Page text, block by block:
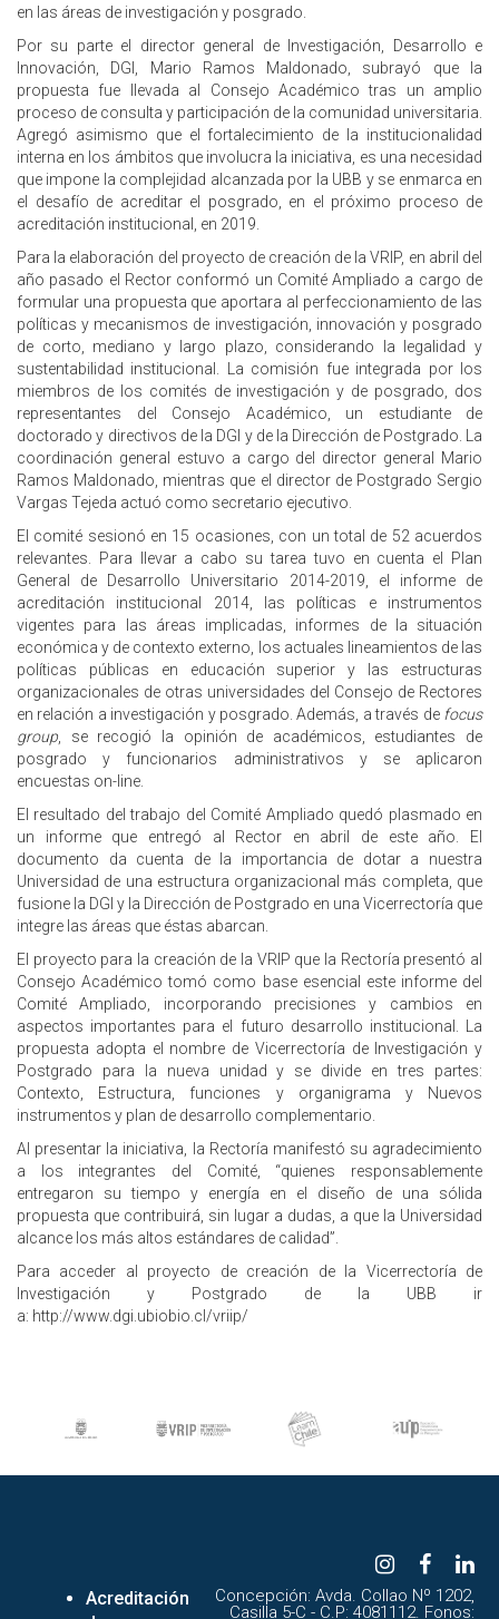
en las áreas de investigación y posgrado.
Por su parte el director general de Investigación, Desarrollo e
Innovación, DGI, Mario Ramos Maldonado, subrayó que la
propuesta fue llevada al Consejo Académico tras un amplio
proceso de consulta y participación de la comunidad universitaria.
Agregó asimismo que el fortalecimiento de la institucionalidad
interna en los ámbitos que involucra la iniciativa, es una necesidad
que impone la complejidad alcanzada por la UBB y se enmarca en
el desafío de acreditar el posgrado, en el próximo proceso de
acreditación institucional, en 2019.
Para la elaboración del proyecto de creación de la VRIP, en abril del
año pasado el Rector conformó un Comité Ampliado a cargo de
formular una propuesta que aportara al perfeccionamiento de las
políticas y mecanismos de investigación, innovación y posgrado
de corto, mediano y largo plazo, considerando la legalidad y
sustentabilidad institucional. La comisión fue integrada por los
miembros de los comités de investigación y de posgrado, dos
representantes del Consejo Académico, un estudiante de
doctorado y directivos de la DGI y de la Dirección de Postgrado. La
coordinación general estuvo a cargo del director general Mario
Ramos Maldonado, mientras que el director de Postgrado Sergio
Vargas Tejeda actuó como secretario ejecutivo.
El comité sesionó en 15 ocasiones, con un total de 52 acuerdos
relevantes. Para llevar a cabo su tarea tuvo en cuenta el Plan
General de Desarrollo Universitario 2014-2019, el informe de
acreditación institucional 2014, las políticas e instrumentos
vigentes para las áreas implicadas, informes de la situación
económica y de contexto externo, los actuales lineamientos de las
políticas públicas en educación superior y las estructuras
organizacionales de otras universidades del Consejo de Rectores
en relación a investigación y posgrado. Además, a través de focus
group , se recogió la opinión de académicos, estudiantes de
posgrado y funcionarios administrativos y se aplicaron
encuestas on-line.
El resultado del trabajo del Comité Ampliado quedó plasmado en
un informe que entregó al Rector en abril de este año. El
documento da cuenta de la importancia de dotar a nuestra
Universidad de una estructura organizacional más completa, que
fusione la DGI y la Dirección de Postgrado en una Vicerrectoría que
integre las áreas que éstas abarcan.
El proyecto para la creación de la VRIP que la Rectoría presentó al
Consejo Académico tomó como base esencial este informe del
Comité Ampliado, incorporando precisiones y cambios en
aspectos importantes para el futuro desarrollo institucional. La
propuesta adopta el nombre de Vicerrectoría de Investigación y
Postgrado para la nueva unidad y se divide en tres partes:
Contexto, Estructura, funciones y organigrama y Nuevos
instrumentos y plan de desarrollo complementario.
Al presentar la iniciativa, la Rectoría manifestó su agradecimiento
a los integrantes del Comité, “quienes responsablemente
entregaron su tiempo y energía en el diseño de una sólida
propuesta que contribuirá, sin lugar a dudas, a que la Universidad
alcance los más altos estándares de calidad”.
Para acceder al proyecto de creación de la Vicerrectoría de
Investigación y Postgrado de la UBB ir
a: http://www.dgi.ubiobio.cl/vriip/
Acreditación
Concepción: Avda. Collao Nº 1202,
Casilla 5-C - C.P: 4081112. Fonos: